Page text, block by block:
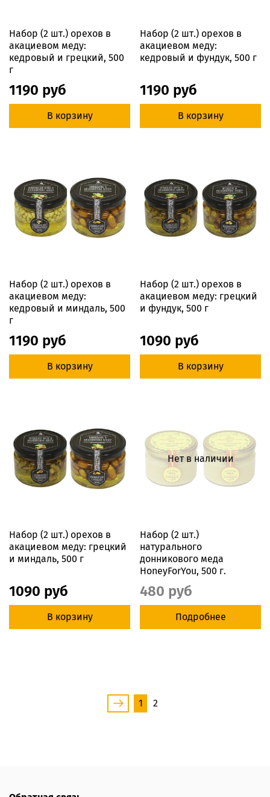
Набор (2 шт.) орехов в
акациевом меду:
кедровый и грецкий, 500
г
1190 руб
В корзину
Набор (2 шт.) орехов в
акациевом меду:
кедровый и фундук, 500 г
1190 руб
В корзину
Набор (2 шт.) орехов в
акациевом меду:
кедровый и миндаль, 500
г
1190 руб
В корзину
Набор (2 шт.) орехов в
акациевом меду: грецкий
и фундук, 500 г
1090 руб
В корзину
Набор (2 шт.) орехов в
акациевом меду: грецкий
и миндаль, 500 г
1090 руб
В корзину
Нет в наличии
Набор (2 шт.)
натурального
донникового меда
HoneyForYou, 500 г.
480 руб
Подробнее
1 2